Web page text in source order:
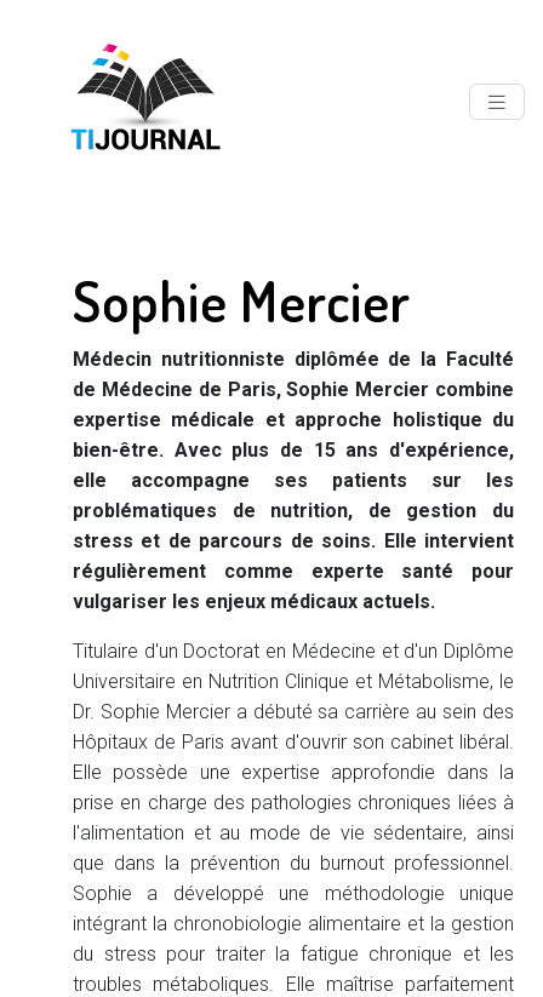
Sophie Mercier
Médecin nutritionniste diplômée de la Faculté
de Médecine de Paris, Sophie Mercier combine
expertise médicale et approche holistique du
bien-être. Avec plus de 15 ans d'expérience,
elle accompagne ses patients sur les
problématiques de nutrition, de gestion du
stress et de parcours de soins. Elle intervient
régulièrement comme experte santé pour
vulgariser les enjeux médicaux actuels.
Titulaire d'un Doctorat en Médecine et d'un Diplôme
Universitaire en Nutrition Clinique et Métabolisme, le
Dr. Sophie Mercier a débuté sa carrière au sein des
Hôpitaux de Paris avant d'ouvrir son cabinet libéral.
Elle possède une expertise approfondie dans la
prise en charge des pathologies chroniques liées à
l'alimentation et au mode de vie sédentaire, ainsi
que dans la prévention du burnout professionnel.
Sophie a développé une méthodologie unique
intégrant la chronobiologie alimentaire et la gestion
du stress pour traiter la fatigue chronique et les
troubles métaboliques. Elle maîtrise parfaitement